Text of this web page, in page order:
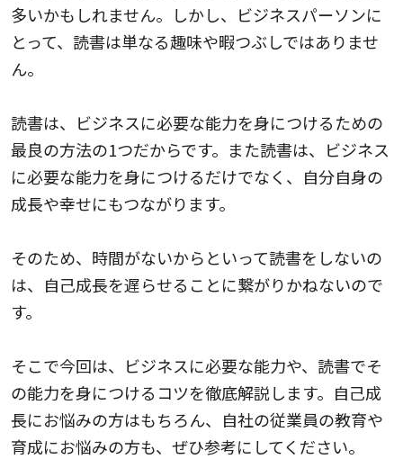
多いかもしれません。しかし、ビジネスパーソンに
とって、読書は単なる趣味や暇つぶしではありませ
ん。
読書は、ビジネスに必要な能力を身につけるための
最良の方法の1つだからです。また読書は、ビジネス
に必要な能力を身につけるだけでなく、自分自身の
成長や幸せにもつながります。
そのため、時間がないからといって読書をしないの
は、自己成長を遅らせることに繋がりかねないので
す。
そこで今回は、ビジネスに必要な能力や、読書でそ
の能力を身につけるコツを徹底解説します。自己成
長にお悩みの方はもちろん、自社の従業員の教育や
育成にお悩みの方も、ぜひ参考にしてください。